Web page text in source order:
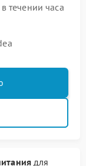
течении часа
для